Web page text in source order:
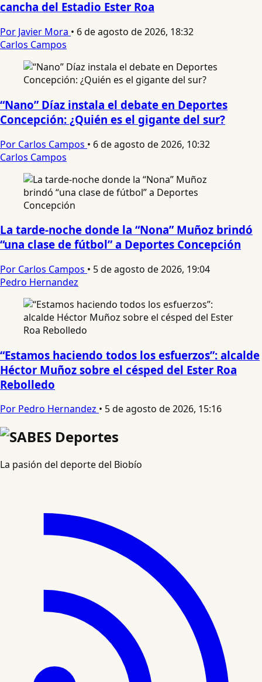
cancha del Estadio Ester Roa
Por Javier Mora • 6 de agosto de 2026, 18:32
Carlos Campos
“Nano” Díaz instala el debate en Deportes
Concepción: ¿Quién es el gigante del sur?
Por Carlos Campos • 6 de agosto de 2026, 10:32
Carlos Campos
La tarde-noche donde la “Nona” Muñoz brindó
“una clase de fútbol” a Deportes Concepción
Por Carlos Campos • 5 de agosto de 2026, 19:04
Pedro Hernandez
“Estamos haciendo todos los esfuerzos”: alcalde
Héctor Muñoz sobre el césped del Ester Roa
Rebolledo
Por Pedro Hernandez • 5 de agosto de 2026, 15:16
La pasión del deporte del Biobío